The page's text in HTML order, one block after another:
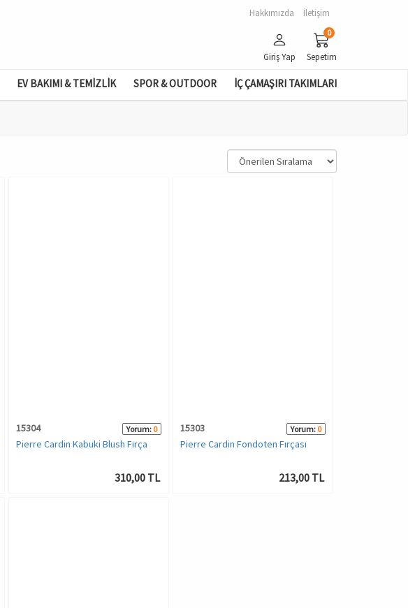
Hakkımızda İletişim
Giriş Yap
0
Sepetim
EV BAKIMI & TEMİZLİK SPOR & OUTDOOR İÇ ÇAMAŞIRI TAKIMLARI
15304 Yorum: 0
Pierre Cardin Kabuki Blush Fırça
310,00 TL
15303 Yorum: 0
Pierre Cardin Fondoten Fırçası
213,00 TL